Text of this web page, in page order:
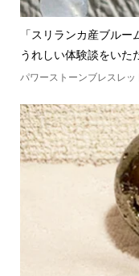
「スリランカ産ブル
うれしい体験談をいた
パワーストーンブレスレッ